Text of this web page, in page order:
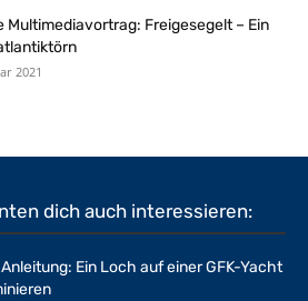
Multimediavortrag: Freigesegelt – Ein
2021
dich auch interessieren:
Ein Loch auf einer GFK-Yacht